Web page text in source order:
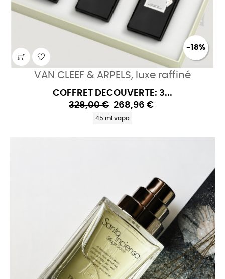
-18%
VAN CLEEF & ARPELS, luxe raffiné
COFFRET DECOUVERTE: 3...
328,00 € 268,96 €
45 ml vapo